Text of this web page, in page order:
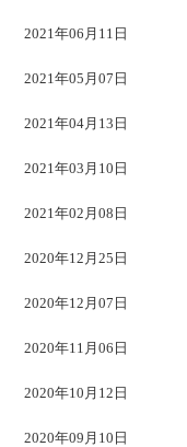
2021年06月11日
2021年05月07日
2021年04月13日
2021年03月10日
2021年02月08日
2020年12月25日
2020年12月07日
2020年11月06日
2020年10月12日
2020年09月10日